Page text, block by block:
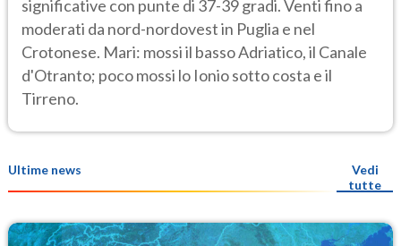
significative con punte di 37-39 gradi. Venti fino a
moderati da nord-nordovest in Puglia e nel
Crotonese. Mari: mossi il basso Adriatico, il Canale
d'Otranto; poco mossi lo Ionio sotto costa e il
Tirreno.
Ultime news
Vedi
tutte